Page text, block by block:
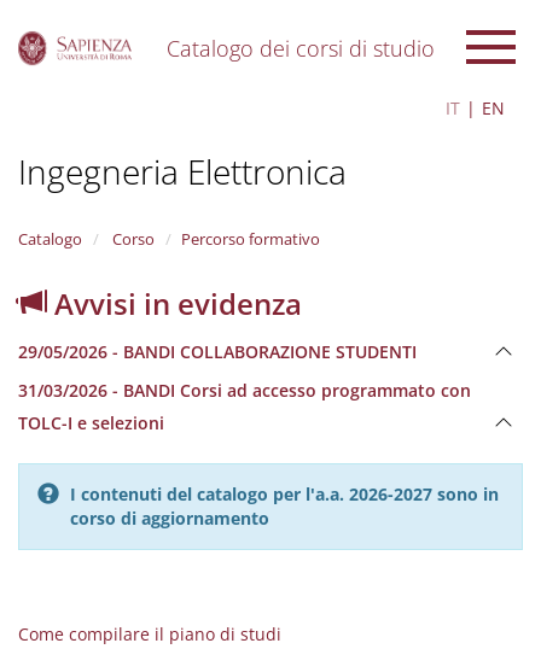
Catalogo dei corsi di studio
IT EN
Ingegneria Elettronica
Catalogo Corso Percorso formativo
Avvisi in evidenza
29/05/2026 - BANDI COLLABORAZIONE STUDENTI
31/03/2026 - BANDI Corsi ad accesso programmato con
TOLC-I e selezioni
I contenuti del catalogo per l'a.a. 2026-2027 sono in
corso di aggiornamento
Come compilare il piano di studi